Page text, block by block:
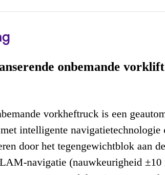
onbemande
vorkheftruck is een
intelligente navigatietechnologie
door het tegengewichtblok aan
navigatie (nauwkeurigheid